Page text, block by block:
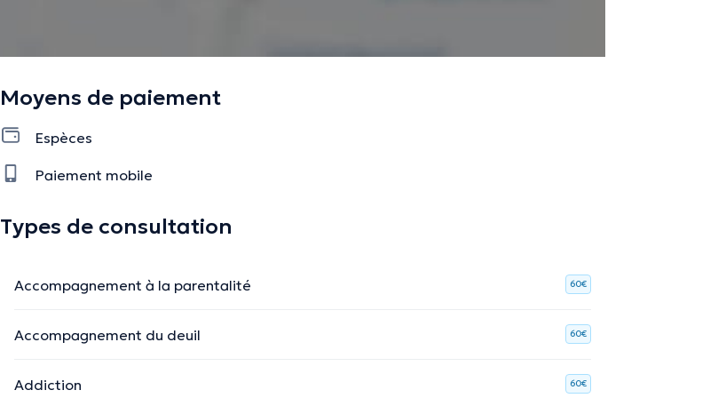
Moyens de paiement
Espèces
Paiement mobile
Types de consultation
Accompagnement à la parentalité 60€
Accompagnement du deuil 60€
Addiction 60€